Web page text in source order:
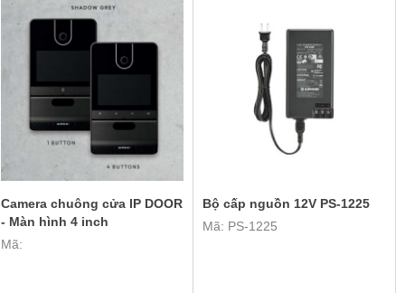
Camera chuông cửa IP DOOR
- Màn hình 4 inch
Mã:
Bộ cấp nguồn 12V PS-1225
Mã: PS-1225